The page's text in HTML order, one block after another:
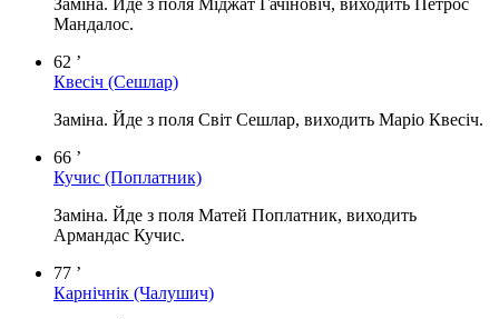
Мандалос.
62 ’
Квесіч (Сешлар)
Заміна. Йде з поля Світ Сешлар, виходить Маріо Квесіч.
66 ’
Кучис (Поплатник)
Заміна. Йде з поля Матей Поплатник, виходить
Армандас Кучис.
77 ’
Карнічнік (Чалушич)